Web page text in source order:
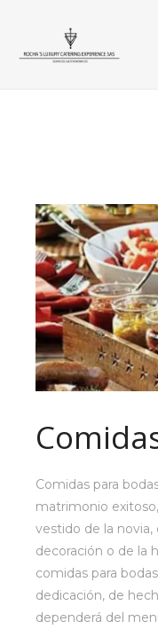
Comidas para
matrimonio
vestido de la novia,
decoración o de la
comidas para
dedicación, de
dependerá del